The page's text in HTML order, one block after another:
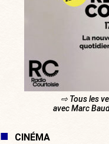
⇨ Tous les
avec Marc
CINÉMA